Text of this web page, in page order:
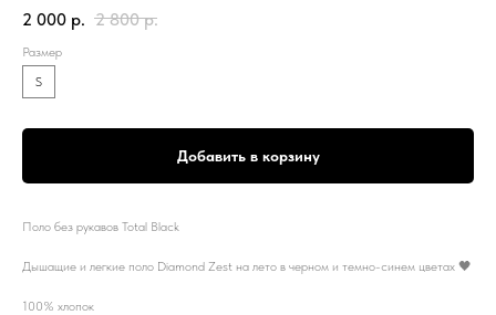
2 000 р. 2 800 р.
Размер
S
Добавить в корзину
Поло без рукавов Total Black
Дышащие и легкие поло Diamond Zest на лето в черном и темно-синем цветах 🖤
100% хлопок